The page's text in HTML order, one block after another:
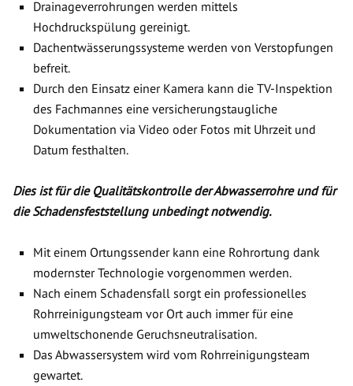
Drainageverrohrungen werden mittels
Hochdruckspülung gereinigt.
Dachentwässerungssysteme werden von Verstopfungen
befreit.
Durch den Einsatz einer Kamera kann die TV-Inspektion
des Fachmannes eine versicherungstaugliche
Dokumentation via Video oder Fotos mit Uhrzeit und
Datum festhalten.
Dies ist für die Qualitätskontrolle der Abwasserrohre und für
die Schadensfeststellung unbedingt notwendig.
Mit einem Ortungssender kann eine Rohrortung dank
modernster Technologie vorgenommen werden.
Nach einem Schadensfall sorgt ein professionelles
Rohrreinigungsteam vor Ort auch immer für eine
umweltschonende Geruchsneutralisation.
Das Abwassersystem wird vom Rohrreinigungsteam
gewartet.